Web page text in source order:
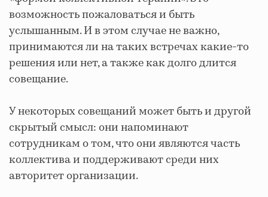
возможность пожаловаться и быть
услышанным. И в этом случае не важно,
принимаются ли на таких встречах какие-то
решения или нет, а также как долго длится
совещание.
У некоторых совещаний может быть и другой
скрытый смысл: они напоминают
сотрудникам о том, что они являются часть
коллектива и поддерживают среди них
авторитет организации.